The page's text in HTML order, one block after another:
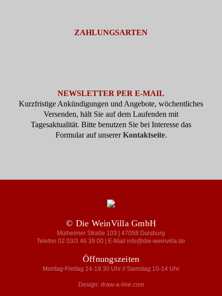
ZAHLUNGSARTEN
NEWSLETTER PER E-MAIL
Kurzfristige Ankündigungen und Angebote, wöchentliches
Versenden, hält Sie auf dem Laufenden mit
Tagesaktualität. Bitte benutzen Sie bei Interesse das
Formular auf unsererKontaktseite.
© Die WeinVilla GmbH
Mülheimer Straße 103 | 47058 Duisburg
Telefon 02 03/3 46 39 00 | E-Mail info@die-weinvilla.de
Öffnungszeiten
Montag-Freitag 14-19:30 Uhr // Samstag 10-14 Uhr
Design: draw-a-line.com